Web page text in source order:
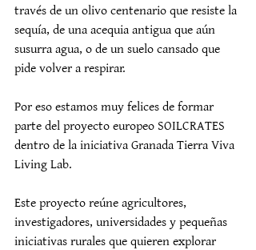
través de un olivo centenario que resiste la
sequía, de una acequia antigua que aún
susurra agua, o de un suelo cansado que
pide volver a respirar.
Por eso estamos muy felices de formar
parte del proyecto europeo SOILCRATES
dentro de la iniciativa Granada Tierra Viva
Living Lab.
Este proyecto reúne agricultores,
investigadores, universidades y pequeñas
iniciativas rurales que quieren explorar